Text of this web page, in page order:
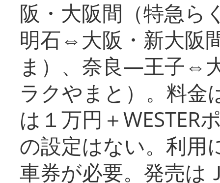
阪・大阪間（特急
明石⇔大阪・新大阪
ま）、奈良―王子⇔
ラクやまと）。料金
は１万円＋WESTER
の設定はない。利用
車券が必要。発売は